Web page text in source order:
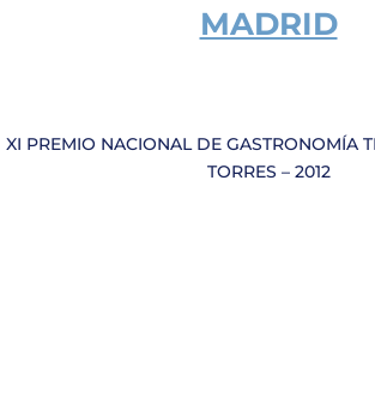
MADRID
XI PREMIO NACIONAL DE GASTRONOMÍA
TORRES – 2012